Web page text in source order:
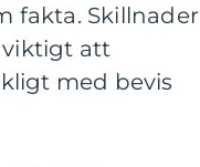
fakta. Skillnader
viktigt att
med bevis